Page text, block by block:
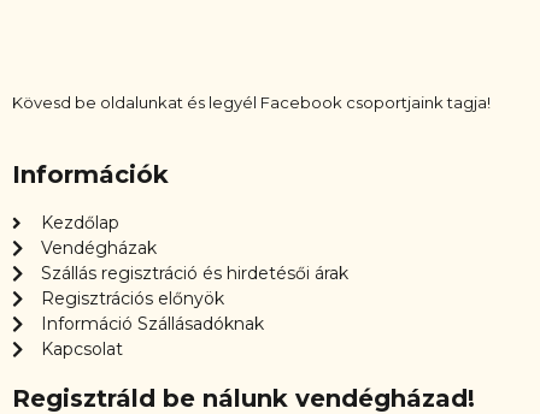
Kövesd be oldalunkat és legyél Facebook csoportjaink tagja!
Információk
Kezdőlap
Vendégházak
Szállás regisztráció és hirdetésői árak
Regisztrációs előnyök
Információ Szállásadóknak
Kapcsolat
Regisztráld be nálunk vendégházad!